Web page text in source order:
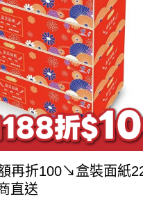
再折100↘盒裝面紙
直送